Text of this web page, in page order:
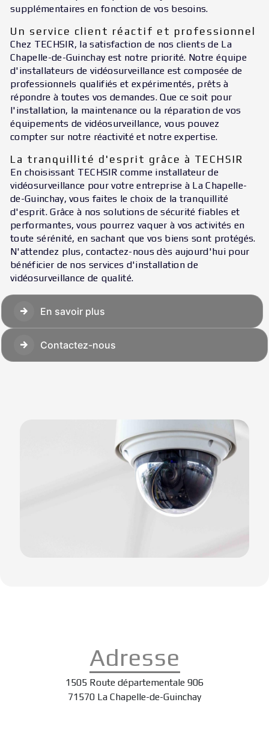
supplémentaires en fonction de vos besoins.
Un service client réactif et professionnel
Chez TECHSIR, la satisfaction de nos clients de La
Chapelle-de-Guinchay est notre priorité. Notre équipe
d'installateurs de vidéosurveillance est composée de
professionnels qualifiés et expérimentés, prêts à
répondre à toutes vos demandes. Que ce soit pour
l'installation, la maintenance ou la réparation de vos
équipements de vidéosurveillance, vous pouvez
compter sur notre réactivité et notre expertise.
La tranquillité d'esprit grâce à TECHSIR
En choisissant TECHSIR comme installateur de
vidéosurveillance pour votre entreprise à La Chapelle-
de-Guinchay, vous faites le choix de la tranquillité
d'esprit. Grâce à nos solutions de sécurité fiables et
performantes, vous pourrez vaquer à vos activités en
toute sérénité, en sachant que vos biens sont protégés.
N'attendez plus, contactez-nous dès aujourd'hui pour
bénéficier de nos services d'installation de
vidéosurveillance de qualité.
En savoir plus
Contactez-nous
Adresse
1505 Route départementale 906
71570 La Chapelle-de-Guinchay